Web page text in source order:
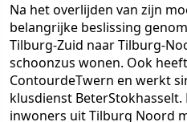
Na het overlijden van zijn
belangrijke beslissing
Tilburg-Zuid naar Tilburg-
schoonzus wonen. Ook
ContourdeTwern en werkt
klusdienst
inwoners uit Tilburg Noord